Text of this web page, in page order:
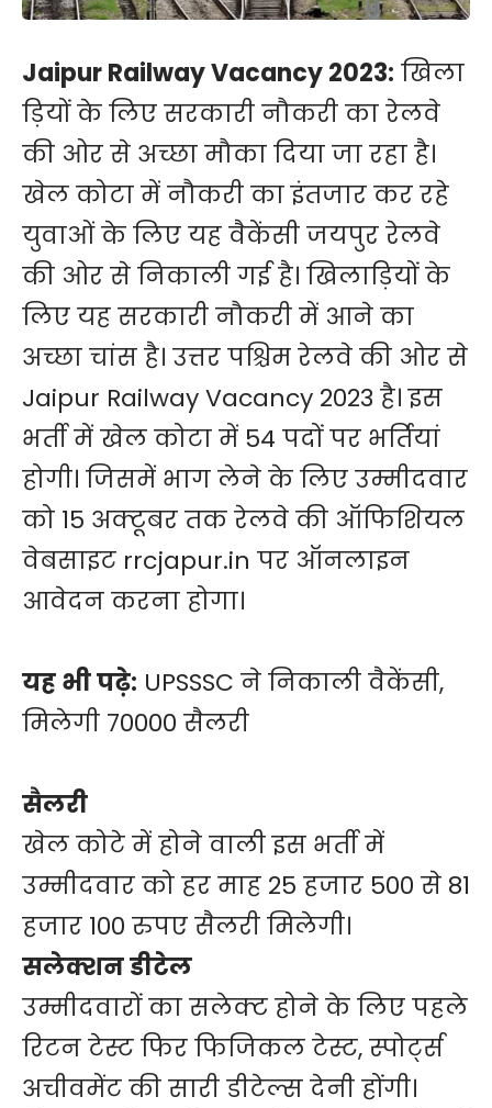
Jaipur Railway Vacancy 2023: खिला​
ड़ियों के लिए सरकारी नौकरी का रेलवे
की ओर से अच्छा मौका दिया जा रहा है।
खेल कोटा में नौकरी का इंतजार कर रहे
युवाओं के लिए यह वैकेंसी जयपुर रेलवे
की ओर से निकाली गई है। खिलाड़ियों के
लिए यह सरकारी नौकरी में आने का
अच्छा चांस है। उत्तर पश्चिम रेलवे की ओर से
Jaipur Railway Vacancy 2023 है। इस
भर्ती में खेल कोटा में 54 पदों पर भर्तियां
होगी। जिसमें भाग लेने के लिए उम्मीदवार
को 15 अक्टूबर तक रेलवे की ऑफिशियल
वेबसाइट rrcjapur.in पर ऑनलाइन
आवेदन करना होगा।
यह भी पढ़े: UPSSSC ने निकाली वैकेंसी,
मिलेगी 70000 सैलरी
सैलरी
खेल कोटे में होने वाली इस भर्ती में
उम्मीदवार को हर माह 25 हजार 500 से 81
हजार 100 रुपए सैलरी मिलेगी।
सलेक्शन डीटेल
उम्मीदवारों का सलेक्ट होने के लिए पहले
रिटन टेस्ट फिर फिजिकल टेस्ट, स्पोर्ट्स
अचीवमेंट की सारी डीटेल्स देनी होंगी।